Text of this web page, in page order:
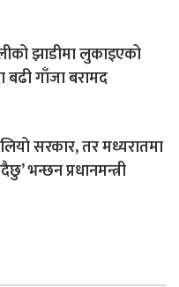
झाडीमा लुकाइएको
बढी गाँजा बरामद
सरकार, तर मध्यरातमा
भन्छन प्रधानमन्त्री